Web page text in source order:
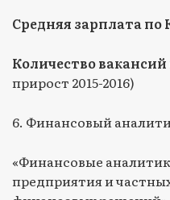
Средняя зарплата по
Количество
прирост 2015-2016)
6. Финансовый
«Финансовые
предприятия и